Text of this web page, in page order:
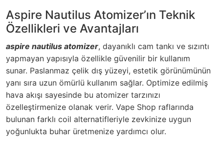
Aspire Nautilus Atomizer’ın Teknik
Özellikleri ve Avantajları
aspire nautilus atomizer, dayanıklı cam tankı ve sızıntı
yapmayan yapısıyla özellikle güvenilir bir kullanım
sunar. Paslanmaz çelik dış yüzeyi, estetik görünümünün
yanı sıra uzun ömürlü kullanım sağlar. Optimize edilmiş
hava akışı sayesinde bu atomizer tarzınızı
özelleştirmenize olanak verir. Vape Shop raflarında
bulunan farklı coil alternatifleriyle zevkinize uygun
yoğunlukta buhar üretmenize yardımcı olur.